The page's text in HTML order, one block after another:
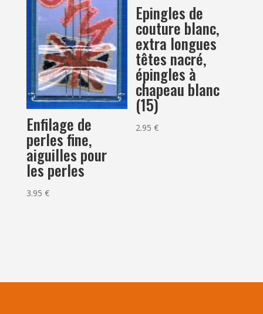
Enfilage de
perles fine,
aiguilles pour
les perles
3.95 €
Epingles de
couture blanc,
extra longues
têtes nacré,
épingles à
chapeau blanc
(15)
2.95€